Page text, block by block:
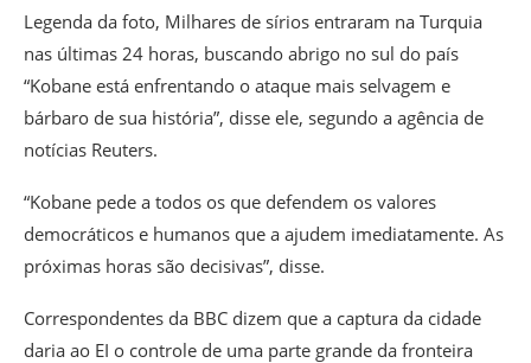
Legenda da foto, Milhares de sírios entraram na Turquia
nas últimas 24 horas, buscando abrigo no sul do país
“Kobane está enfrentando o ataque mais selvagem e
bárbaro de sua história”, disse ele, segundo a agência de
notícias Reuters.
“Kobane pede a todos os que defendem os valores
democráticos e humanos que a ajudem imediatamente. As
próximas horas são decisivas”, disse.
Correspondentes da BBC dizem que a captura da cidade
daria ao EI o controle de uma parte grande da fronteira